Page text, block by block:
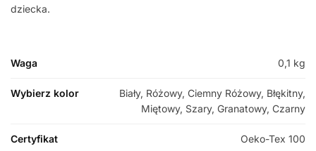
dziecka.
Waga 0,1 kg
Wybierz kolor
Biały, Różowy, Ciemny Różowy, Błękitny,
Miętowy, Szary, Granatowy, Czarny
Certyfikat Oeko-Tex 100